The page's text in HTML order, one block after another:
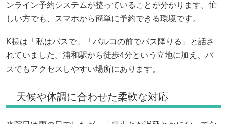
ンライン予約システムが整っていることが分かります。忙
しい方でも、スマホから簡単に予約できる環境です。
K様は「私はバスで」「パルコの前でバス降りる」と話さ
れていました。浦和駅から徒歩4分という立地に加え、バ
スでもアクセスしやすい場所にあります。
天候や体調に合わせた柔軟な対応